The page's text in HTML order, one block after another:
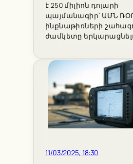
է 250 միլիոն դոլարի
պայմանագիր՝ ԱՄՆ
ինքնաթիռների
ժամկետը
11/03/2025, 18:30